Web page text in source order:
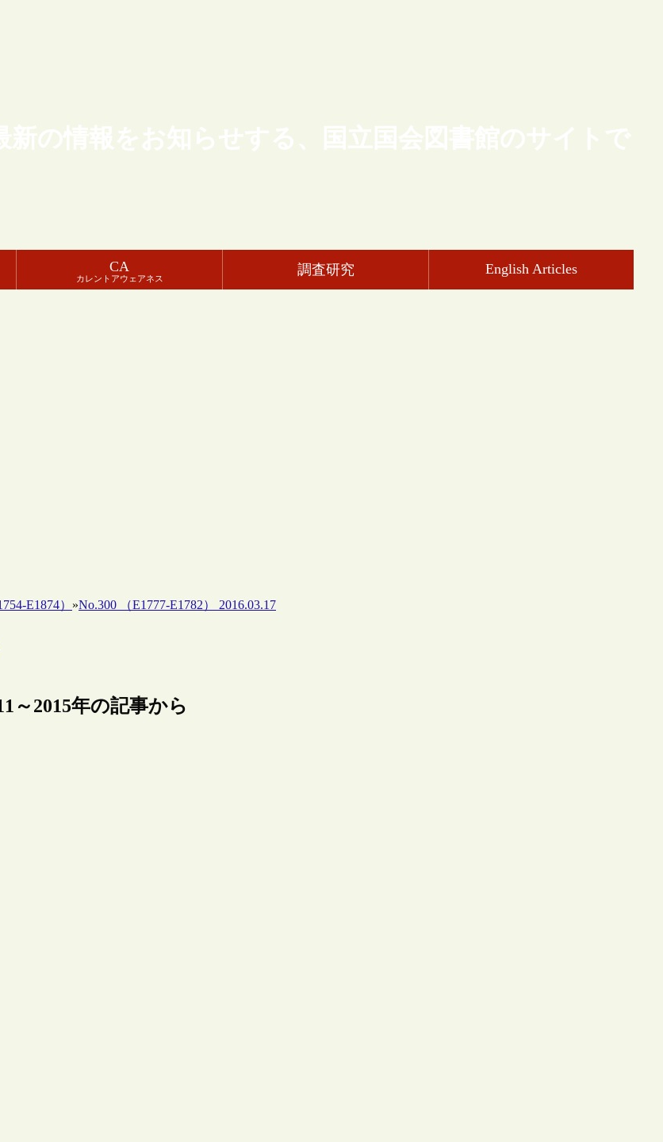
新の情報をお知らせする、国立国会図書館のサイトで
CA
カレントアウェアネス
調査研究 English Articles
E1874） »No.300 （E1777-E1782） 2016.03.17
～2015年の記事から